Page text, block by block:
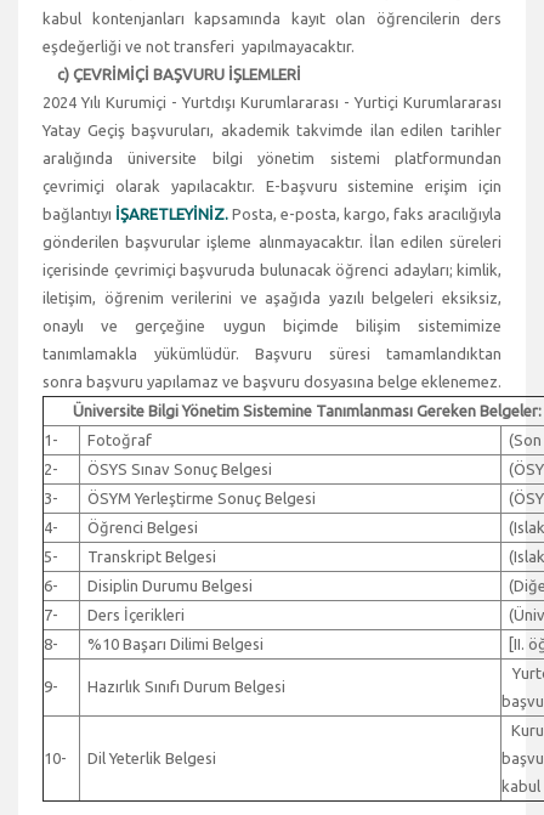
kabul kontenjanları kapsamında kayıt olan öğrencilerin ders
eşdeğerliği ve not transferi yapılmayacaktır.
c) ÇEVRİMİÇİ BAŞVURU İŞLEMLERİ
2024 Yılı Kurumiçi - Yurtdışı Kurumlararası - Yurtiçi Kurumlararası
Yatay Geçiş başvuruları, akademik takvimde ilan edilen tarihler
aralığında üniversite bilgi yönetim sistemi platformundan
çevrimiçi olarak yapılacaktır. E-başvuru sistemine erişim için
bağlantıyı İŞARETLEYİNİZ. Posta, e-posta, kargo, faks aracılığıyla
gönderilen başvurular işleme alınmayacaktır. İlan edilen süreleri
içerisinde çevrimiçi başvuruda bulunacak öğrenci adayları; kimlik,
iletişim, öğrenim verilerini ve aşağıda yazılı belgeleri eksiksiz,
onaylı ve gerçeğine uygun biçimde bilişim sistemimize
tanımlamakla yükümlüdür. Başvuru süresi tamamlandıktan
sonra başvuru yapılamaz ve başvuru dosyasına belge eklenemez.
Üniversite Bilgi Yönetim Sistemine Tanımlanması Gereken Belgeler:
1-
Fotoğraf
(Son
2-
ÖSYS Sınav Sonuç Belgesi
3-
ÖSYM Yerleştirme Sonuç Belgesi
4-
Öğrenci Belgesi
5-
Transkript Belgesi
6-
Disiplin Durumu Belgesi
7-
Ders İçerikleri
8-
%10 Başarı Dilimi Belgesi [II.
9- Hazırlık Sınıfı Durum Belgesi
10- Dil Yeterlik Belgesi